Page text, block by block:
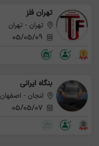
تهران فلز
تهران - تهران
بنگاه ایرانی
لنجان - اصفهان
05/05/07